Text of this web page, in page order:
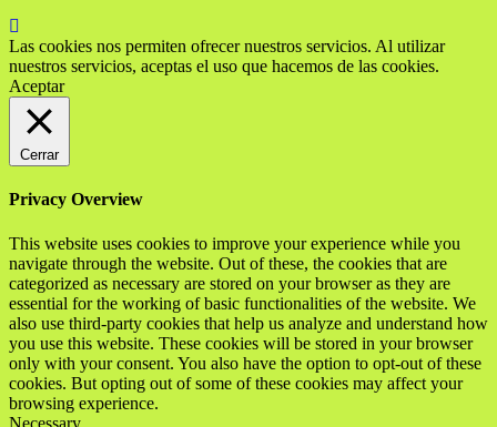
Las cookies nos permiten ofrecer nuestros servicios. Al utilizar
nuestros servicios, aceptas el uso que hacemos de las cookies.
Aceptar
Cerrar
Privacy Overview
This website uses cookies to improve your experience while you
navigate through the website. Out of these, the cookies that are
categorized as necessary are stored on your browser as they are
essential for the working of basic functionalities of the website. We
also use third-party cookies that help us analyze and understand how
you use this website. These cookies will be stored in your browser
only with your consent. You also have the option to opt-out of these
cookies. But opting out of some of these cookies may affect your
browsing experience.
Necessary